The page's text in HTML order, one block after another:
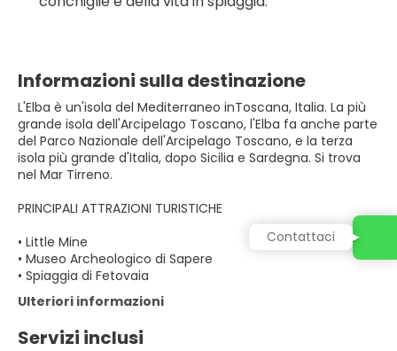
Informazioni sulla destinazione
L'Elba è un'isola del Mediterraneo inToscana, Italia. La più
grande isola dell'Arcipelago Toscano, l'Elba fa anche parte
del Parco Nazionale dell'Arcipelago Toscano, e la terza
isola più grande d'Italia, dopo Sicilia e Sardegna. Si trova
nel Mar Tirreno.
PRINCIPALI ATTRAZIONI TURISTICHE
• Little Mine
• Museo Archeologico di Sapere
• Spiaggia di Fetovaia
Ulteriori informazioni
Servizi inclusi
Contattaci